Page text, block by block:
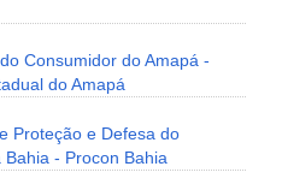
Consumidor do Amapá -
do Amapá
Proteção e Defesa do
- Procon Bahia